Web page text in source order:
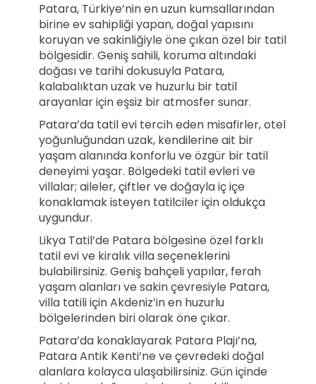
Patara, Türkiye’nin en uzun kumsallarından
birine ev sahipliği yapan, doğal yapısını
koruyan ve sakinliğiyle öne çıkan özel bir tatil
bölgesidir. Geniş sahili, koruma altındaki
doğası ve tarihi dokusuyla Patara,
kalabalıktan uzak ve huzurlu bir tatil
arayanlar için eşsiz bir atmosfer sunar.
Patara’da tatil evi tercih eden misafirler, otel
yoğunluğundan uzak, kendilerine ait bir
yaşam alanında konforlu ve özgür bir tatil
deneyimi yaşar. Bölgedeki tatil evleri ve
villalar; aileler, çiftler ve doğayla iç içe
konaklamak isteyen tatilciler için oldukça
uygundur.
Likya Tatil’de Patara bölgesine özel farklı
tatil evi ve kiralık villa seçeneklerini
bulabilirsiniz. Geniş bahçeli yapılar, ferah
yaşam alanları ve sakin çevresiyle Patara,
villa tatili için Akdeniz’in en huzurlu
bölgelerinden biri olarak öne çıkar.
Patara’da konaklayarak Patara Plajı’na,
Patara Antik Kenti’ne ve çevredeki doğal
alanlara kolayca ulaşabilirsiniz. Gün içinde